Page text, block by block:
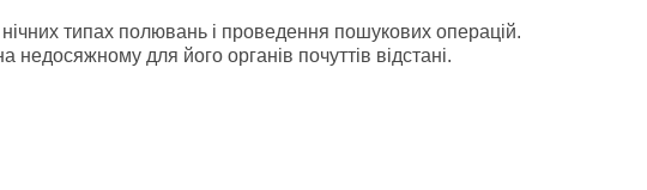
типах полювань і проведення пошукових операцій.
для його органів почуттів відстані.